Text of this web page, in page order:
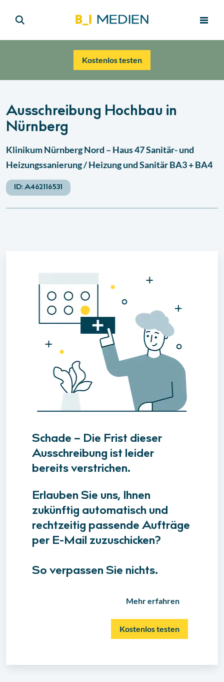
Kostenlos testen
Ausschreibung Hochbau in
Nürnberg
Klinikum Nürnberg Nord – Haus 47 Sanitär- und
Heizungssanierung / Heizung und Sanitär BA3 + BA4
ID:A462116531
Schade – Die Frist dieser
Ausschreibung ist leider
bereits verstrichen.
Erlauben Sie uns, Ihnen
zukünftig automatisch und
rechtzeitig passende Aufträge
per E-Mail zuzuschicken?
So verpassen Sie nichts.
Mehr erfahren
Kostenlos testen